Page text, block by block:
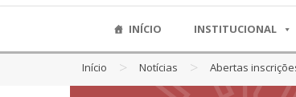
INÍCIO INSTITUCIONAL
Início > Notícias > Abertas